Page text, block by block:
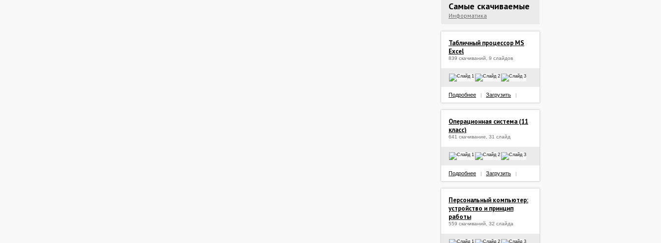
Самые скачиваемые
Информатика
Табличный процессор MS
Excel
839 скачиваний, 9 слайдов
Подробнее Загрузить
Операционная система (11
класс)
641 скачивание, 31 слайд
Подробнее Загрузить
Персональный компьютер:
устройство и принцип
работы
559 скачиваний, 32 слайда